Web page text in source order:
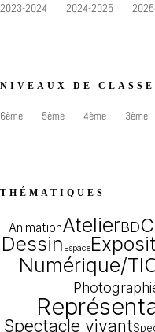
2023-2024
2024-2025
NIVEAUX DE
6ème 5ème 4ème 3ème
THÉMATIQUES
AnimationAtelierBD
Dessin Espace
Numérique/
Spectacle vivant